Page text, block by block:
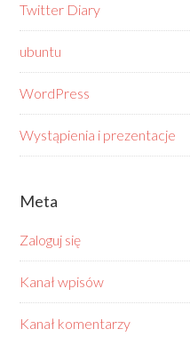
Twitter Diary
ubuntu
WordPress
Wystąpienia i prezentacje
Meta
Zaloguj się
Kanał wpisów
Kanał komentarzy